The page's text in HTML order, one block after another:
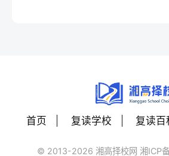
首页 复读学校 复读百
© 2013-2026 湘高择校网 湘ICP